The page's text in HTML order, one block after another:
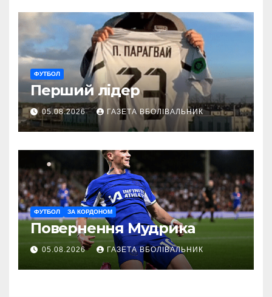
ФУТБОЛ
Перший лідер
05.08.2026 ГАЗЕТА ВБОЛІВАЛЬНИК
ФУТБОЛ ЗА КОРДОНОМ
Повернення Мудрика
05.08.2026 ГАЗЕТА ВБОЛІВАЛЬНИК